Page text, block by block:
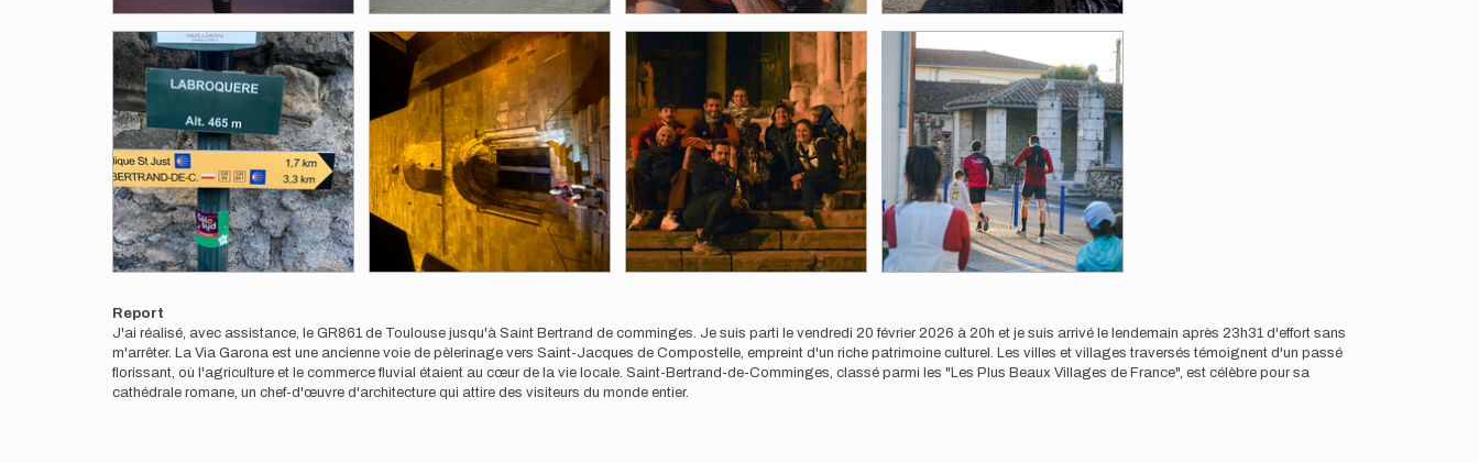
Report
J'ai réalisé, avec assistance, le GR861 de Toulouse jusqu'à Saint Bertrand de comminges. Je suis parti le vendredi 20 février 2026 à 20h et je suis arrivé le lendemain après 23h31 d'effort sans
m'arrêter. La Via Garona est une ancienne voie de pèlerinage vers Saint-Jacques de Compostelle, empreint d'un riche patrimoine culturel. Les villes et villages traversés témoignent d'un passé
florissant, où l'agriculture et le commerce fluvial étaient au cœur de la vie locale. Saint-Bertrand-de-Comminges, classé parmi les "Les Plus Beaux Villages de France", est célèbre pour sa
cathédrale romane, un chef-d'œuvre d'architecture qui attire des visiteurs du monde entier.